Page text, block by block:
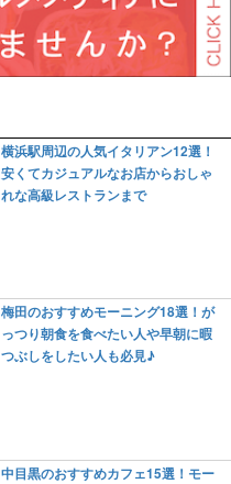
横浜駅周辺の人気イタリアン12選！
安くてカジュアルなお店からおしゃ
れな高級レストランまで
梅田のおすすめモーニング18選！が
っつり朝食を食べたい人や早朝に暇
つぶしをしたい人も必見♪
中目黒のおすすめカフェ15選！モー